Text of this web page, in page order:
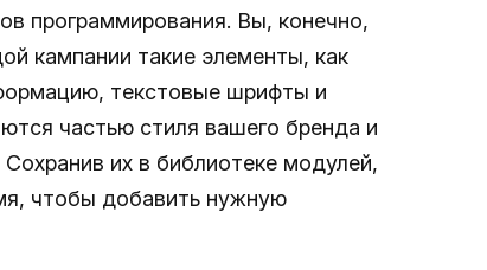
программирования. Вы, конечно,
кампании такие элементы, как
текстовые шрифты и
частью стиля вашего бренда и
их в библиотеке модулей,
чтобы добавить нужную